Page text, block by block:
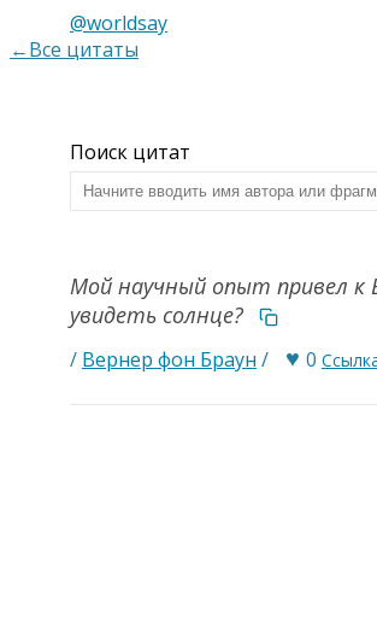
@worldsay
←Все цитаты
Поиск цитат
Мой научный опыт привел к
увидеть солнце?
/ Вернер фон Браун / ♥ 0